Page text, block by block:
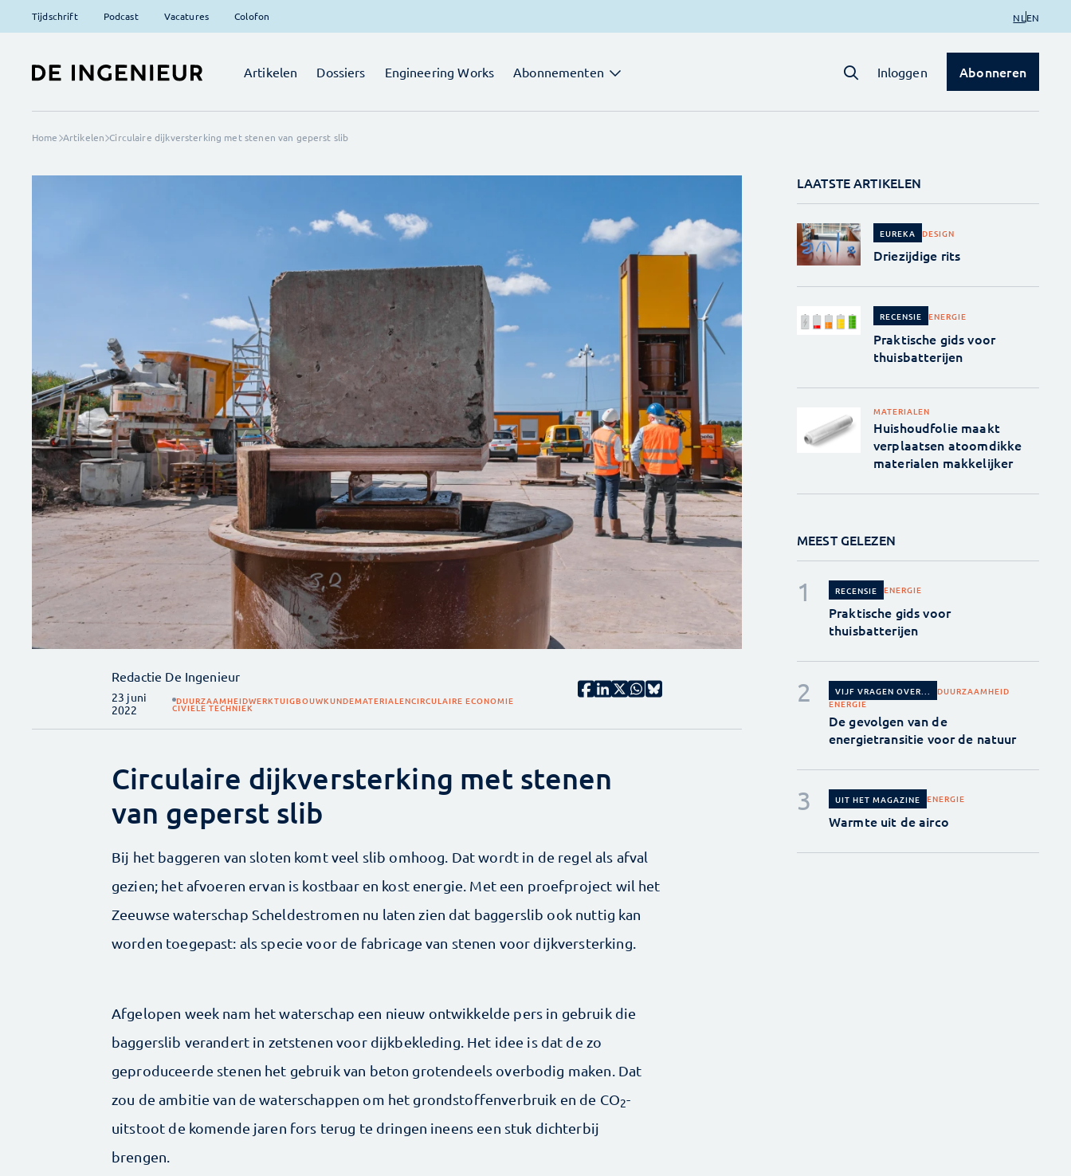
Tijdschrift Podcast Vacatures Colofon NL EN
Artikelen Dossiers Engineering Works Abonnementen Inloggen Abonneren
Home Artikelen Circulaire dijkversterking met stenen van geperst slib
Redactie De Ingenieur
23 juni
2022
DUURZAAMHEIDWERKTUIGBOUWKUNDEMATERIALENCIRCULAIRE ECONOMIE
CIVIELE TECHNIEK
Circulaire dijkversterking met stenen
van geperst slib
Bij het baggeren van sloten komt veel slib omhoog. Dat wordt in de regel als afval
gezien; het afvoeren ervan is kostbaar en kost energie. Met een proefproject wil het
Zeeuwse waterschap Scheldestromen nu laten zien dat baggerslib ook nuttig kan
worden toegepast: als specie voor de fabricage van stenen voor dijkversterking.
Afgelopen week nam het waterschap een nieuw ontwikkelde pers in gebruik die
baggerslib verandert in zetstenen voor dijkbekleding. Het idee is dat de zo
geproduceerde stenen het gebruik van beton grotendeels overbodig maken. Dat
zou de ambitie van de waterschappen om het grondstoffenverbruik en de CO2-
uitstoot de komende jaren fors terug te dringen ineens een stuk dichterbij
brengen.
LAATSTE ARTIKELEN
EUREKA DESIGN
Driezijdige rits
RECENSIE ENERGIE
Praktische gids voor
thuisbatterijen
MATERIALEN
Huishoudfolie maakt
verplaatsen atoomdikke
materialen makkelijker
MEEST GELEZEN
RECENSIE ENERGIE
Praktische gids voor
thuisbatterijen
VIJF VRAGEN OVER...
DUURZAAMHEID
ENERGIE
De gevolgen van de
energietransitie voor de natuur
UIT HET MAGAZINE ENERGIE
Warmte uit de airco